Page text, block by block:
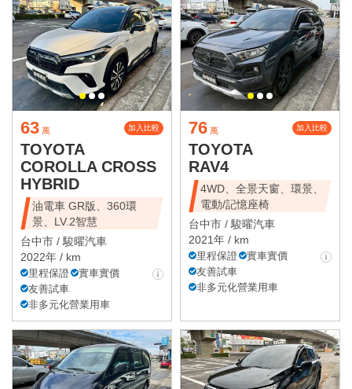
63 萬 加入比較
TOYOTA
COROLLA CROSS
HYBRID
油電車 GR版、360環
景、LV.2智慧
台中市 / 駿曜汽車
2022年 / km
里程保證
實車實價
友善試車
非多元化營業用車
76 萬 加入比較
TOYOTA
RAV4
4WD、全景天窗、環景、
電動/記憶座椅
台中市 / 駿曜汽車
2021年 / km
里程保證
實車實價
友善試車
非多元化營業用車